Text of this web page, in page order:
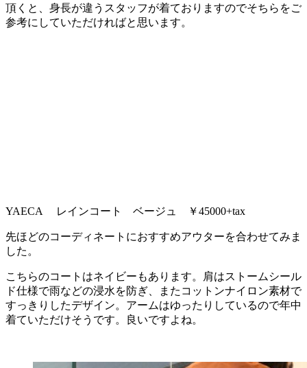
頂くと、身長が違うスタッフが着ておりますのでそちらをご
参考にしていただければと思います。
YAECA レインコート ベージュ ￥45000+tax
先ほどのコーディネートにおすすめアウターを合わせてみま
した。
こちらのコートはネイビーもあります。肩はストームシール
ド仕様で雨などの浸水を防ぎ、またコットンナイロン素材で
すっきりしたデザイン。アームはゆったりしているので年中
着ていただけそうです。良いですよね。